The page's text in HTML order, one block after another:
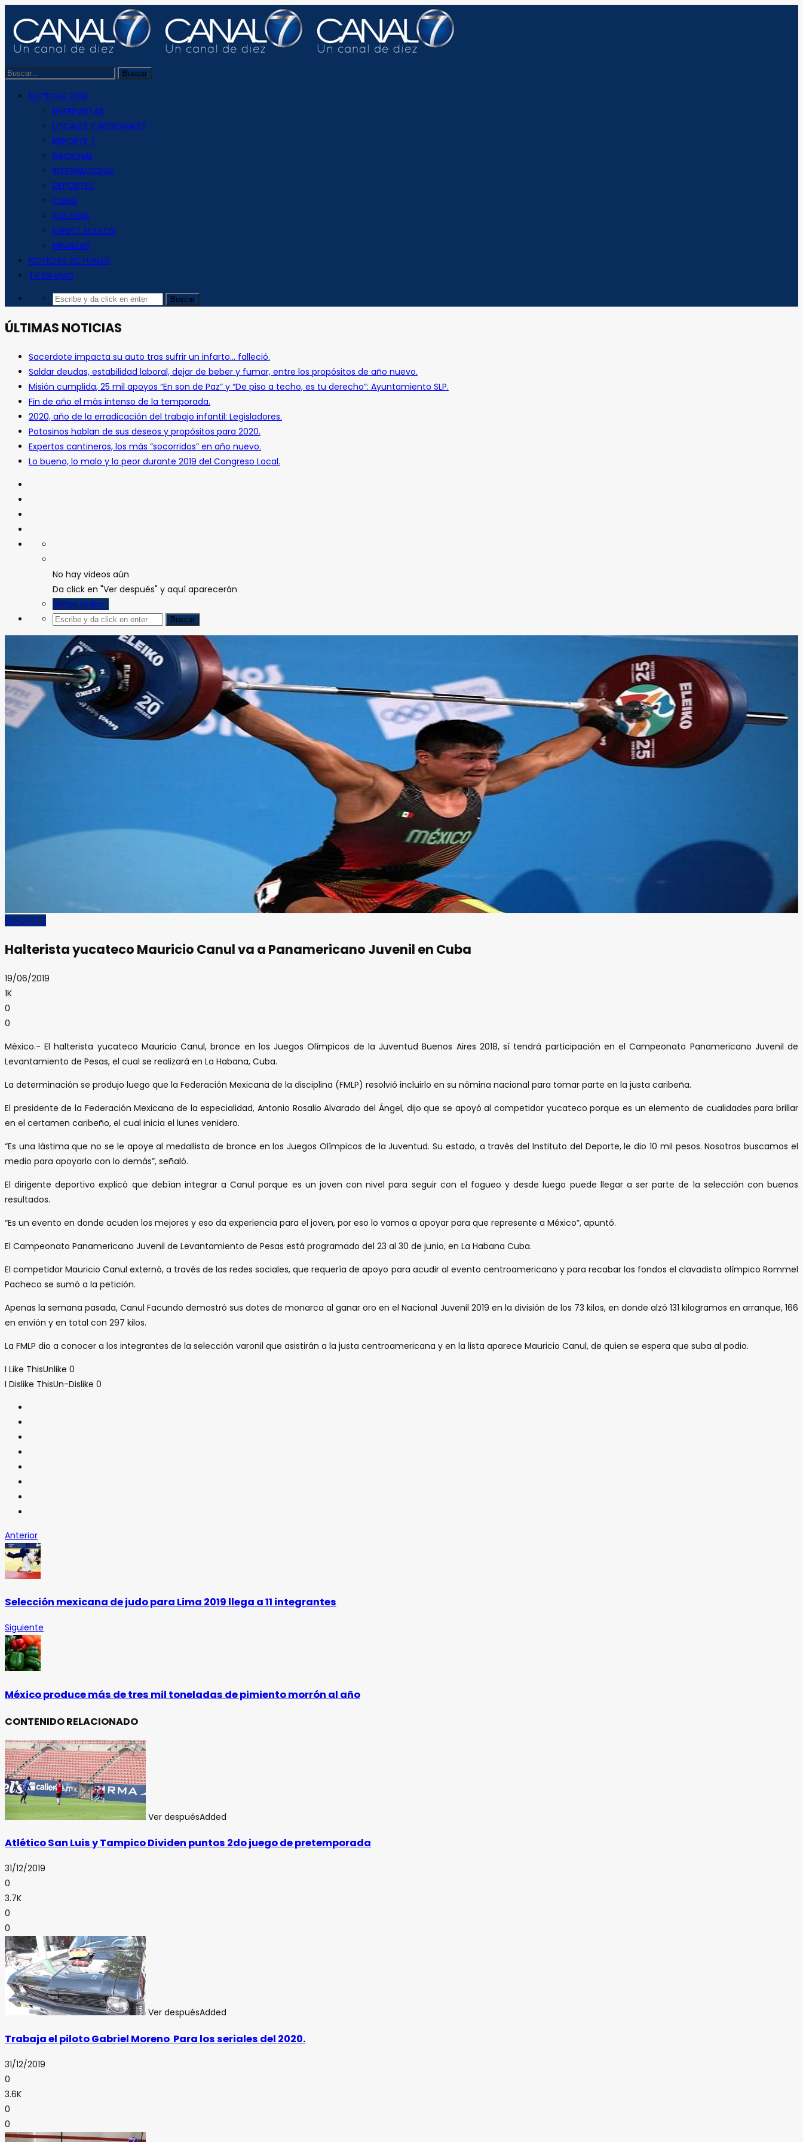
NOTICIAS 2019
ENTREVISTAS
LOCALES Y REGIONALES
REPORTE 7
NACIONAL
INTERNACIONAL
DEPORTES
CLIMA
CULTURA
ESPECTACULOS
FINANZAS
NOTICIAS ACTUALES
TV EN VIVO
ÚLTIMAS NOTICIAS
Sacerdote impacta su auto tras sufrir un infarto… falleció.
Saldar deudas, estabilidad laboral, dejar de beber y fumar, entre los propósitos de año nuevo.
Misión cumplida, 25 mil apoyos “En son de Paz” y “De piso a techo, es tu derecho”: Ayuntamiento SLP.
Fin de año el más intenso de la temporada.
2020, año de la erradicación del trabajo infantil: Legisladores.
Potosinos hablan de sus deseos y propósitos para 2020.
Expertos cantineros, los más “socorridos” en año nuevo.
Lo bueno, lo malo y lo peor durante 2019 del Congreso Local.
No hay videos aún
Da click en "Ver después" y aquí aparecerán
Verlos todos
DEPORTES
Halterista yucateco Mauricio Canul va a Panamericano Juvenil en Cuba
19/06/2019
1K
0
0
México.- El halterista yucateco Mauricio Canul, bronce en los Juegos Olímpicos de la Juventud Buenos Aires 2018, sí tendrá participación en el Campeonato Panamericano Juvenil de
Levantamiento de Pesas, el cual se realizará en La Habana, Cuba.
La determinación se produjo luego que la Federación Mexicana de la disciplina (FMLP) resolvió incluirlo en su nómina nacional para tomar parte en la justa caribeña.
El presidente de la Federación Mexicana de la especialidad, Antonio Rosalio Alvarado del Ángel, dijo que se apoyó al competidor yucateco porque es un elemento de cualidades para brillar
en el certamen caribeño, el cual inicia el lunes venidero.
“Es una lástima que no se le apoye al medallista de bronce en los Juegos Olímpicos de la Juventud. Su estado, a través del Instituto del Deporte, le dio 10 mil pesos. Nosotros buscamos el
medio para apoyarlo con lo demás”, señaló.
El dirigente deportivo explicó que debían integrar a Canul porque es un joven con nivel para seguir con el fogueo y desde luego puede llegar a ser parte de la selección con buenos
resultados.
“Es un evento en donde acuden los mejores y eso da experiencia para el joven, por eso lo vamos a apoyar para que represente a México”, apuntó.
El Campeonato Panamericano Juvenil de Levantamiento de Pesas está programado del 23 al 30 de junio, en La Habana Cuba.
El competidor Mauricio Canul externó, a través de las redes sociales, que requería de apoyo para acudir al evento centroamericano y para recabar los fondos el clavadista olímpico Rommel
Pacheco se sumó a la petición.
Apenas la semana pasada, Canul Facundo demostró sus dotes de monarca al ganar oro en el Nacional Juvenil 2019 en la división de los 73 kilos, en donde alzó 131 kilogramos en arranque, 166
en envión y en total con 297 kilos.
La FMLP dio a conocer a los integrantes de la selección varonil que asistirán a la justa centroamericana y en la lista aparece Mauricio Canul, de quien se espera que suba al podio.
I Like ThisUnlike 0
I Dislike ThisUn-Dislike 0
Anterior
Selección mexicana de judo para Lima 2019 llega a 11 integrantes
Siguiente
México produce más de tres mil toneladas de pimiento morrón al año
CONTENIDO RELACIONADO
Ver despuésAdded
Atlético San Luis y Tampico Dividen puntos 2do juego de pretemporada
31/12/2019
0
3.7K
0
0
Ver despuésAdded
Trabaja el piloto Gabriel Moreno Para los seriales del 2020.
31/12/2019
0
3.6K
0
0